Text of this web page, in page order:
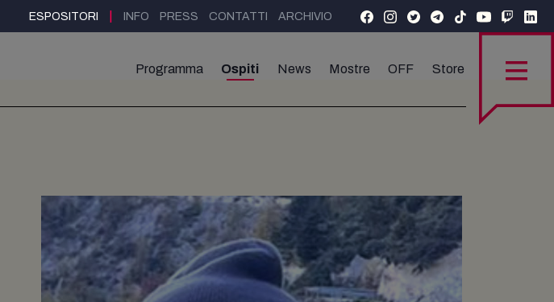
ESPOSITORI INFO PRESS CONTATTI ARCHIVIO
Programma Ospiti News Mostre OFF Store